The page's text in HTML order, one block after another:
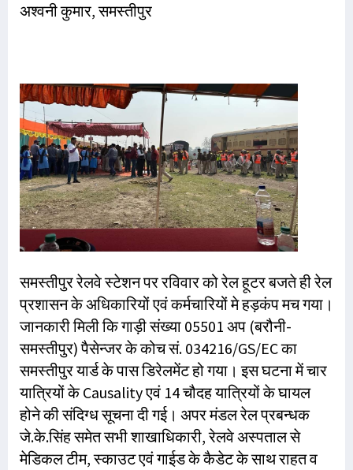
अश्वनी कुमार, समस्तीपुर
समस्तीपुर रेलवे स्टेशन पर रविवार को रेल हूटर बजते ही रेल
प्रशासन के अधिकारियों एवं कर्मचारियों मे हड़कंप मच गया।
जानकारी मिली कि गाड़ी संख्या 05501 अप (बरौनी-
समस्तीपुर) पैसेन्जर के कोच सं. 034216/GS/EC का
समस्तीपुर यार्ड के पास डिरेलमेंट हो गया। इस घटना में चार
यात्रियों के Causality एवं 14 चौदह यात्रियों के घायल
होने की संदिग्ध सूचना दी गई। अपर मंडल रेल प्रबन्धक
जे.के.सिंह समेत सभी शाखाधिकारी, रेलवे अस्पताल से
मेडिकल टीम, स्काउट एवं गाईड के कैडेट के साथ राहत व